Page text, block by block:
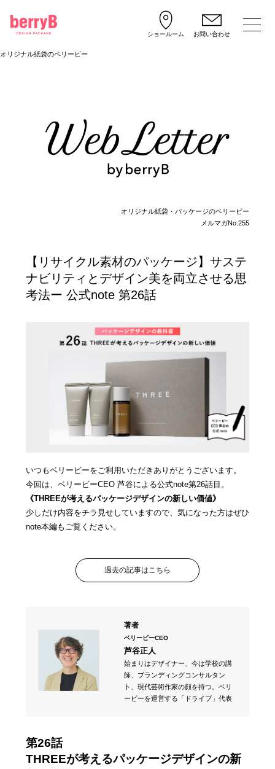
ショールーム お問い合わせ
オリジナル紙袋のベリービー